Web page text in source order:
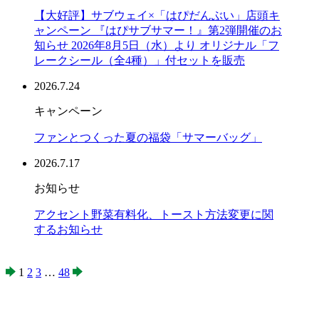
【大好評】サブウェイ×「はぴだんぶい」店頭キ
ャンペーン 『はぴサブサマー！』第2弾開催のお
知らせ 2026年8月5日（水）より オリジナル「フ
レークシール（全4種）」付セットを販売
2026.7.24
キャンペーン
ファンとつくった夏の福袋「サマーバッグ」
2026.7.17
お知らせ
アクセント野菜有料化、トースト方法変更に関
するお知らせ
1 2 3 … 48